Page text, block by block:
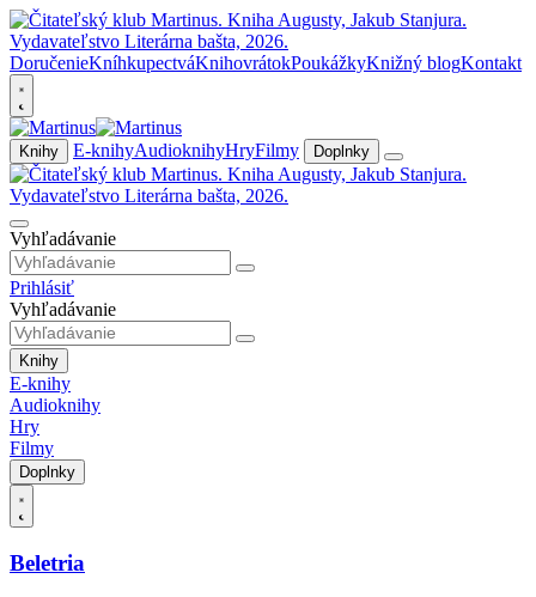
DoručenieKníhkupectváKnihovrátokPoukážkyKnižný blogKontakt
Knihy E-knihyAudioknihyHryFilmy Doplnky
Vyhľadávanie
Prihlásiť
Vyhľadávanie
Knihy
E-knihy
Audioknihy
Hry
Filmy
Doplnky
Beletria